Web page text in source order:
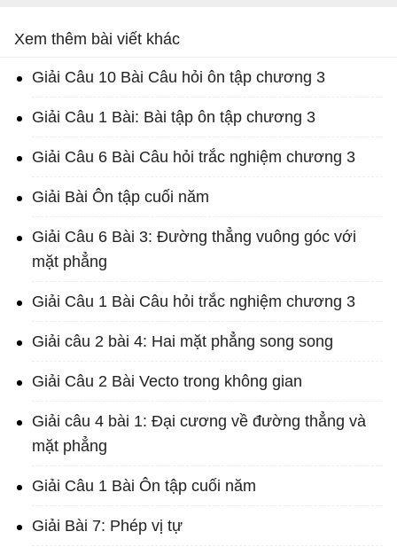
Xem thêm bài viết khác
Giải Câu 10 Bài Câu hỏi ôn tập chương 3
Giải Câu 1 Bài: Bài tập ôn tập chương 3
Giải Câu 6 Bài Câu hỏi trắc nghiệm chương 3
Giải Bài Ôn tập cuối năm
Giải Câu 6 Bài 3: Đường thẳng vuông góc với
mặt phẳng
Giải Câu 1 Bài Câu hỏi trắc nghiệm chương 3
Giải câu 2 bài 4: Hai mặt phẳng song song
Giải Câu 2 Bài Vecto trong không gian
Giải câu 4 bài 1: Đại cương về đường thẳng và
mặt phẳng
Giải Câu 1 Bài Ôn tập cuối năm
Giải Bài 7: Phép vị tự